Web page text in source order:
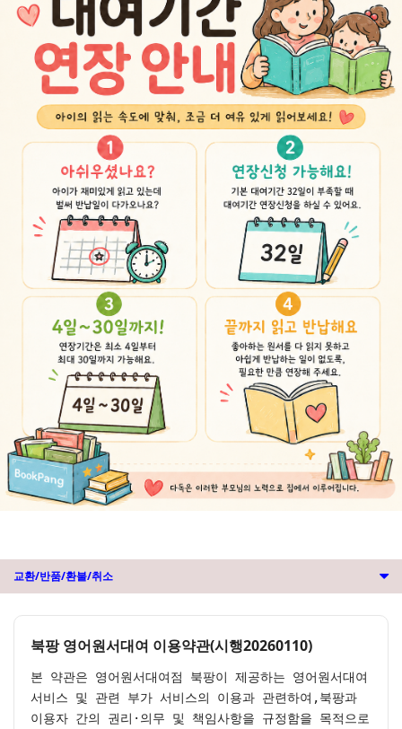
교환/반품/환불/취소
북팡 영어원서대여 이용약관(시행20260110)
본 약관은 영어원서대여점 북팡이 제공하는 영어원서대여
서비스 및 관련 부가 서비스의 이용과 관련하여,북팡과
이용자 간의 권리·의무 및 책임사항을 규정함을 목적으로